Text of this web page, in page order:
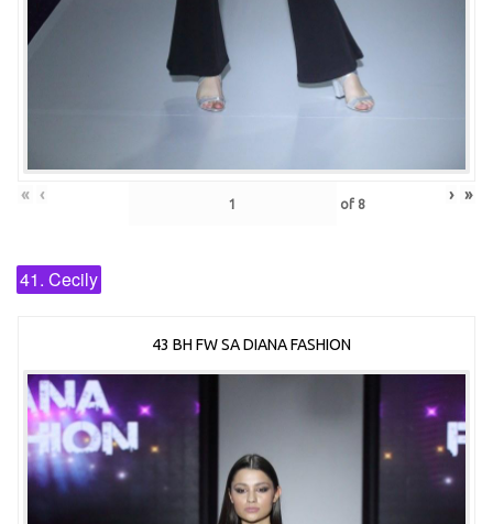
« ‹ of 8 › »
41. Cecily
43 BH FW SA DIANA FASHION